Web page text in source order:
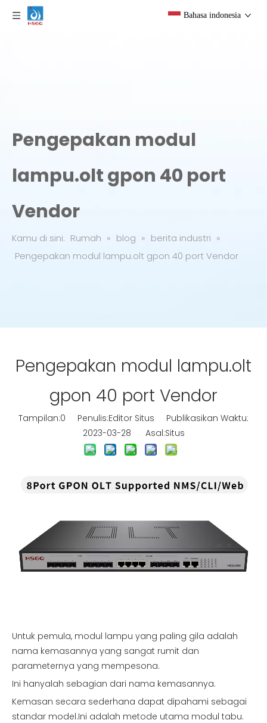
Bahasa indonesia
Pengepakan modul
lampu.olt gpon 40 port
Vendor
Kamu di sini: Rumah » blog » berita industri »
Pengepakan modul lampu.olt gpon 40 port Vendor
Pengepakan modul lampu.olt
gpon 40 port Vendor
Tampilan:0 Penulis:Editor Situs Publikasikan Waktu:
2023-03-28 Asal:Situs
Untuk pemula, modul lampu yang paling gila adalah
nama kemasannya yang sangat rumit dan
parameternya yang mempesona.
Ini hanyalah sebagian dari nama kemasannya.
Kemasan secara sederhana dapat dipahami sebagai
standar model.Ini adalah metode utama modul tabu.